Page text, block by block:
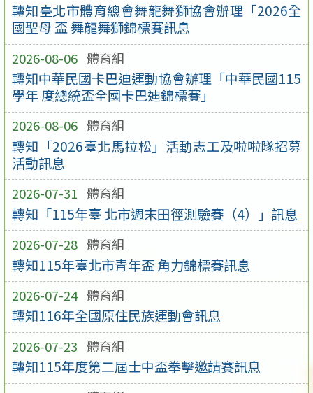
轉知臺北市體育總會舞龍舞獅協會辦理「2026全
國聖母 盃 舞龍舞獅錦標賽訊息
2026-08-06 體育組
轉知中華民國卡巴迪運動協會辦理「中華民國115
學年 度總統盃全國卡巴迪錦標賽」
2026-08-06 體育組
轉知「2026臺北馬拉松」活動志工及啦啦隊招募
活動訊息
2026-07-31 體育組
轉知「115年臺 北市週末田徑測驗賽（4）」訊息
2026-07-28 體育組
轉知115年臺北市青年盃 角力錦標賽訊息
2026-07-24 體育組
轉知116年全國原住民族運動會訊息
2026-07-23 體育組
轉知115年度第二屆士中盃拳擊邀請賽訊息